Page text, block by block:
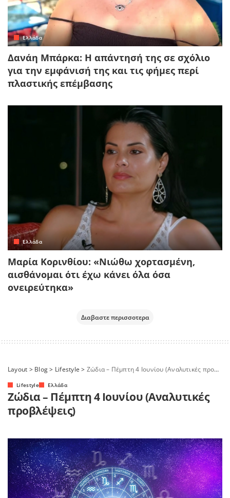
Ελλάδα
Δανάη Μπάρκα: Η απάντησή της σε σχόλιο
για την εμφάνισή της και τις φήμες περί
πλαστικής επέμβασης
Ελλάδα
Μαρία Κορινθίου: «Νιώθω χορτασμένη,
αισθάνομαι ότι έχω κάνει όλα όσα
ονειρεύτηκα»
Διαβαστε περισσοτερα
Layout > Blog> Lifestyle > Ζώδια – Πέμπτη 4 Ιουνίου (Αναλυτικές προβλέψεις)
Lifestyle Ελλάδα
Ζώδια – Πέμπτη 4 Ιουνίου (Αναλυτικές
προβλέψεις)